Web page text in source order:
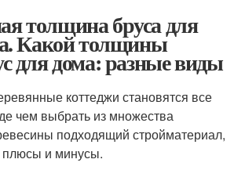
толщина бруса для
Какой толщины
для дома: разные виды
коттеджи становятся все
чем выбрать из множества
подходящий стройматериал,
плюсы и минусы.